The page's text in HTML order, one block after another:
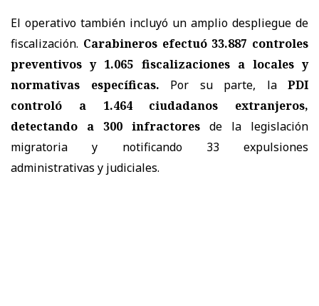
El operativo también incluyó un amplio despliegue de
fiscalización. Carabineros efectuó 33.887 controles
preventivos y 1.065 fiscalizaciones a locales y
normativas específicas. Por su parte, la PDI
controló a 1.464 ciudadanos extranjeros,
detectando a 300 infractores de la legislación
migratoria y notificando 33 expulsiones
administrativas y judiciales.